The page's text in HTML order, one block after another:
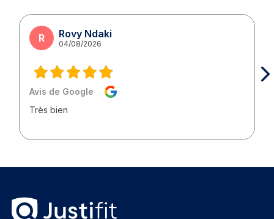
R Rovy Ndaki
04/08/2026
Avis de Google
Très bien